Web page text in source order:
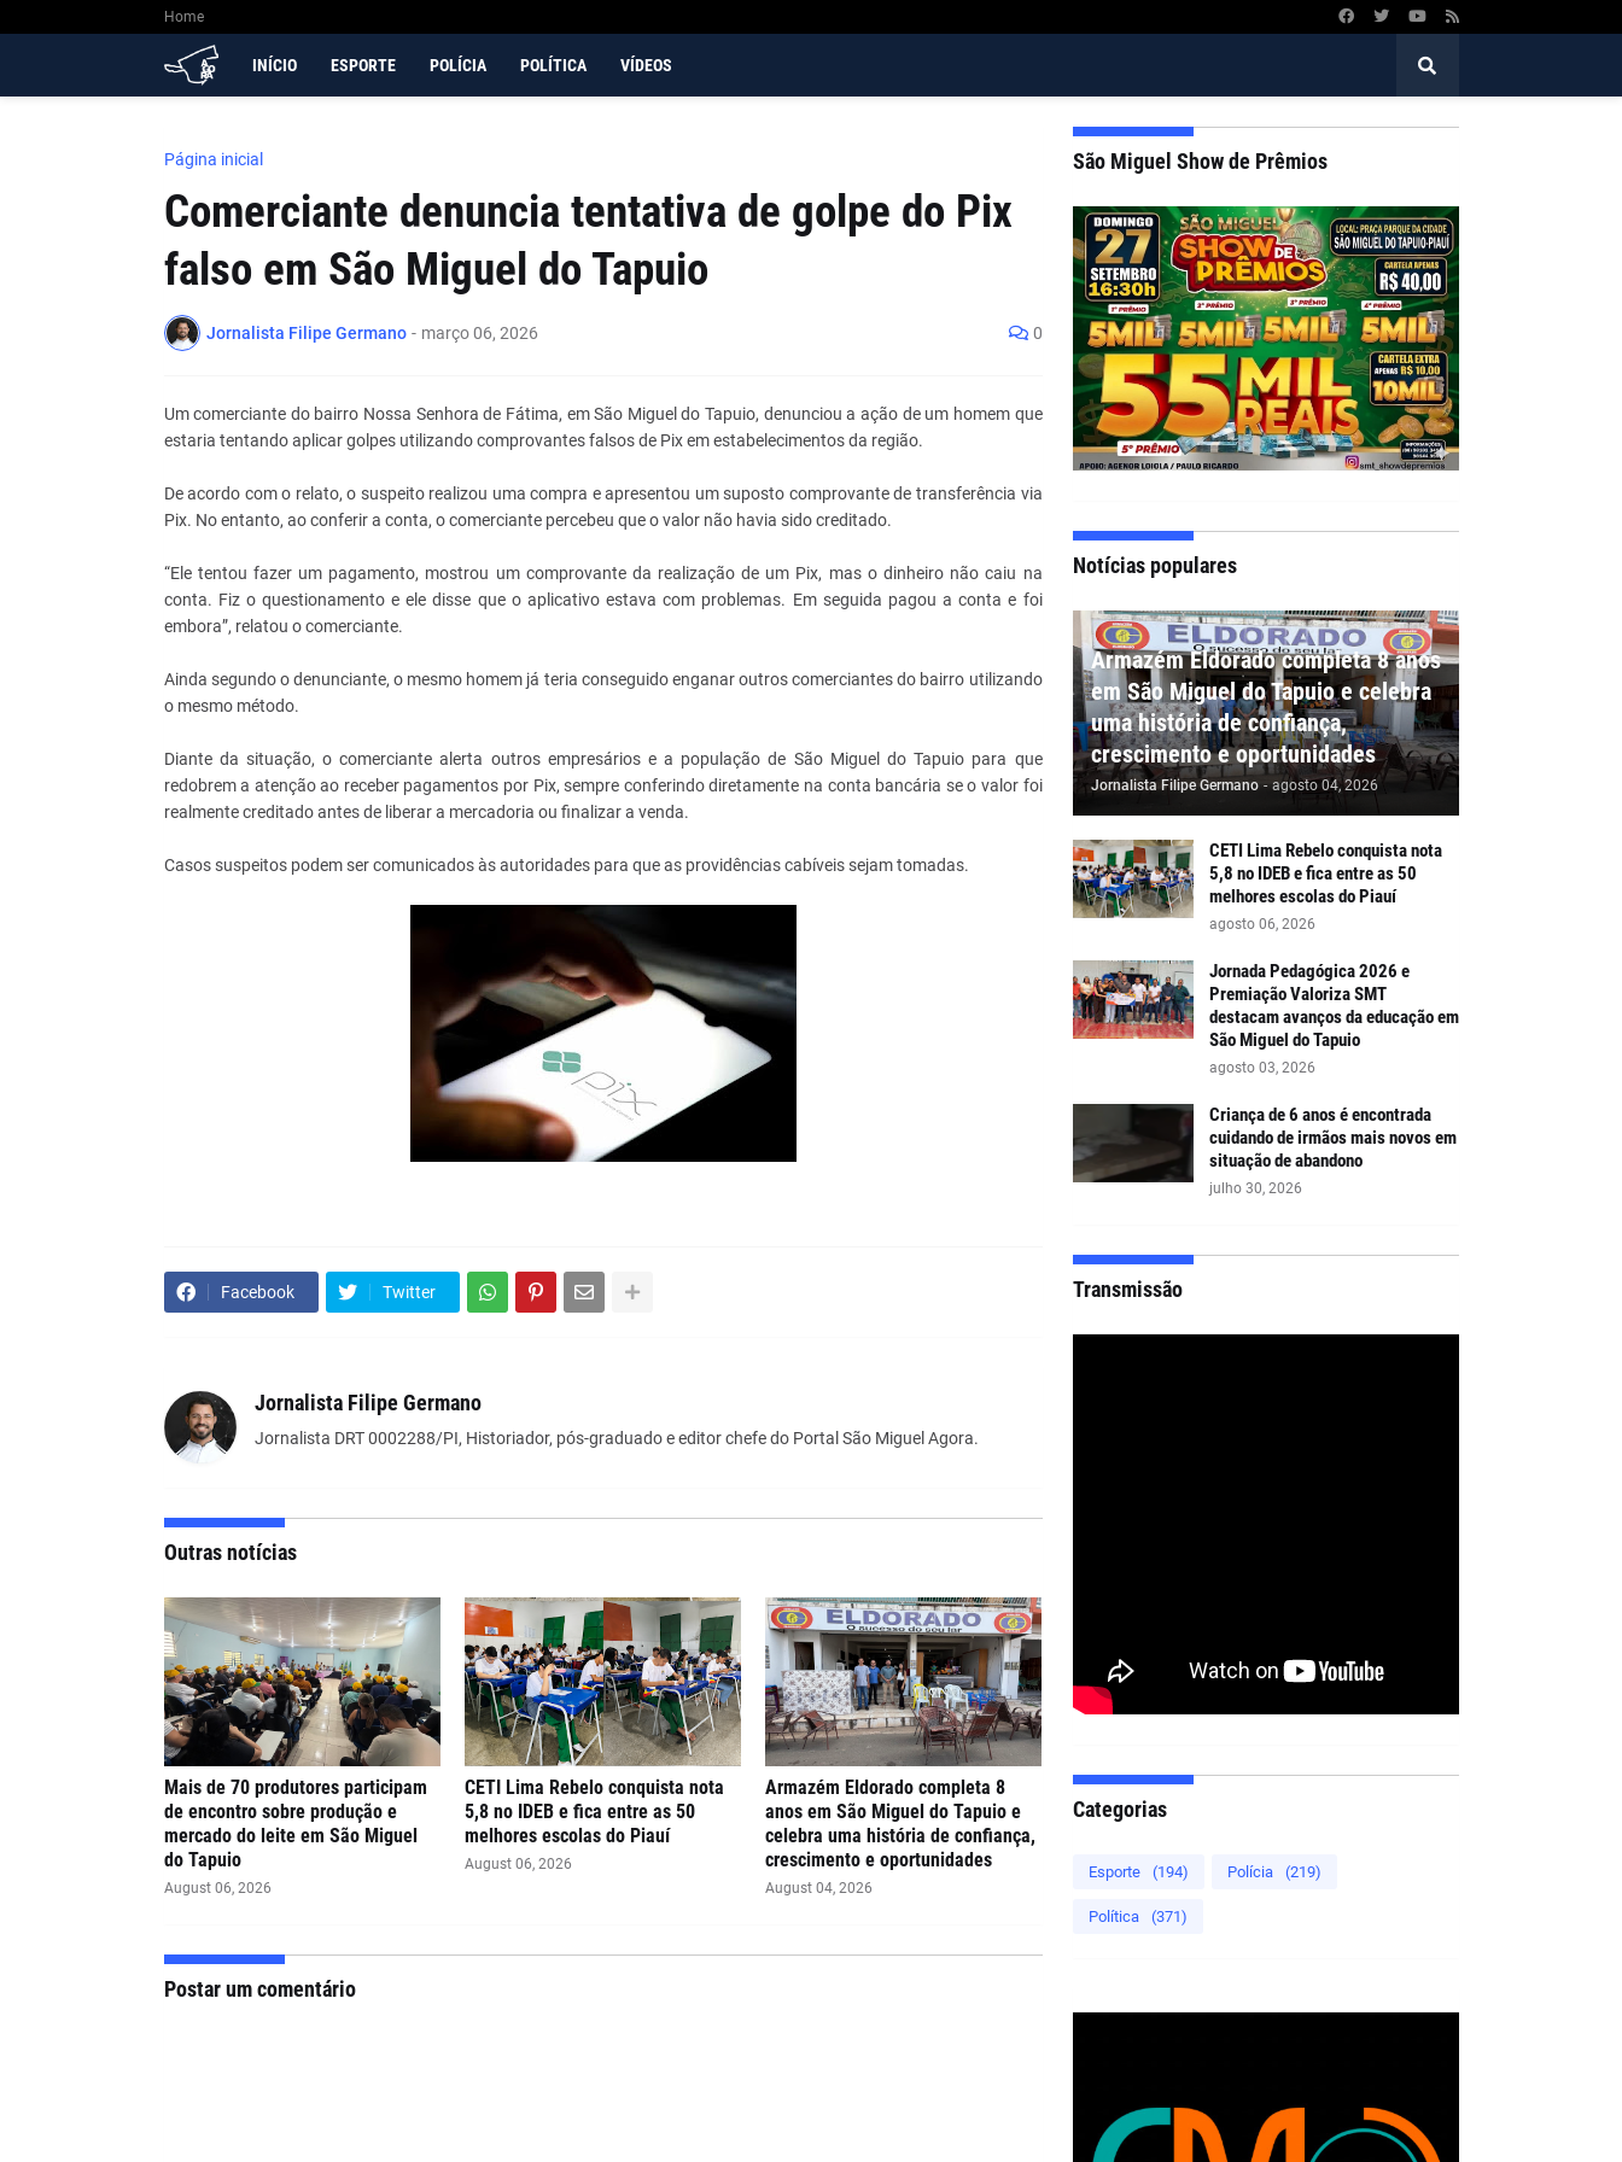
Home
INÍCIO ESPORTE POLÍCIA POLÍTICA VÍDEOS
Página inicial
Comerciante denuncia tentativa de golpe do Pix
falso em São Miguel do Tapuio
Jornalista Filipe Germano - março 06, 2026 0
Um comerciante do bairro Nossa Senhora de Fátima, em São Miguel do Tapuio, denunciou a ação de um homem que
estaria tentando aplicar golpes utilizando comprovantes falsos de Pix em estabelecimentos da região.
De acordo com o relato, o suspeito realizou uma compra e apresentou um suposto comprovante de transferência via
Pix. No entanto, ao conferir a conta, o comerciante percebeu que o valor não havia sido creditado.
“Ele tentou fazer um pagamento, mostrou um comprovante da realização de um Pix, mas o dinheiro não caiu na
conta. Fiz o questionamento e ele disse que o aplicativo estava com problemas. Em seguida pagou a conta e foi
embora”, relatou o comerciante.
Ainda segundo o denunciante, o mesmo homem já teria conseguido enganar outros comerciantes do bairro utilizando
o mesmo método.
Diante da situação, o comerciante alerta outros empresários e a população de São Miguel do Tapuio para que
redobrem a atenção ao receber pagamentos por Pix, sempre conferindo diretamente na conta bancária se o valor foi
realmente creditado antes de liberar a mercadoria ou finalizar a venda.
Casos suspeitos podem ser comunicados às autoridades para que as providências cabíveis sejam tomadas.
Facebook Twitter
Jornalista Filipe Germano
Jornalista DRT 0002288/PI, Historiador, pós-graduado e editor chefe do Portal São Miguel Agora.
Outras notícias
Mais de 70 produtores participam
de encontro sobre produção e
mercado do leite em São Miguel
do Tapuio
August 06, 2026
CETI Lima Rebelo conquista nota
5,8 no IDEB e fica entre as 50
melhores escolas do Piauí
August 06, 2026
Armazém Eldorado completa 8
anos em São Miguel do Tapuio e
celebra uma história de confiança,
crescimento e oportunidades
August 04, 2026
Postar um comentário
São Miguel Show de Prêmios
Notícias populares
Armazém Eldorado completa 8 anos
em São Miguel do Tapuio e celebra
uma história de confiança,
crescimento e oportunidades
Jornalista Filipe Germano - agosto 04, 2026
CETI Lima Rebelo conquista nota
5,8 no IDEB e fica entre as 50
melhores escolas do Piauí
agosto 06, 2026
Jornada Pedagógica 2026 e
Premiação Valoriza SMT
destacam avanços da educação em
São Miguel do Tapuio
agosto 03, 2026
Criança de 6 anos é encontrada
cuidando de irmãos mais novos em
situação de abandono
julho 30, 2026
Transmissão
Categorias
Esporte (194) Polícia (219)
Política (371)